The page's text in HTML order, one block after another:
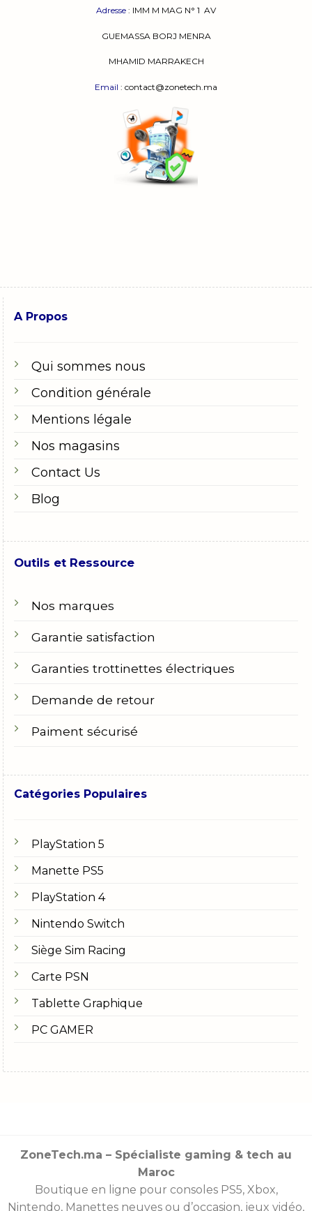
Adresse : IMM M MAG N° 1 AV
GUEMASSA BORJ MENRA
MHAMID MARRAKECH
Email : contact@zonetech.ma
A Propos
Qui sommes nous
Condition générale
Mentions légale
Nos magasins
Contact Us
Blog
Outils et Ressource
Nos marques
Garantie satisfaction
Garanties trottinettes électriques
Demande de retour
Paiment sécurisé
Catégories Populaires
PlayStation 5
Manette PS5
PlayStation 4
Nintendo Switch
Siège Sim Racing
Carte PSN
Tablette Graphique
PC GAMER
ZoneTech.ma – Spécialiste gaming & tech au
Maroc
Boutique en ligne pour consoles PS5, Xbox,
Nintendo, Manettes neuves ou d’occasion, jeux vidéo,